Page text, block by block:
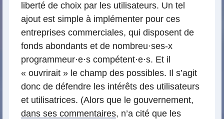
liberté de choix par les utilisateurs. Un tel
ajout est simple à implémenter pour ces
entreprises commerciales, qui disposent de
fonds abondants et de nombreu·ses-x
programmeur·e·s compétent·e·s. Et il
« ouvrirait » le champ des possibles. Il s’agit
donc de défendre les intérêts des utilisateurs
et utilisatrices. (Alors que le gouvernement,
dans ses commentaires, n’a cité que les